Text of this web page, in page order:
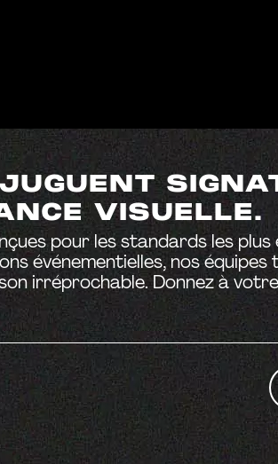
VISUELLE.
pour les standards les plus
événementielles, nos équipes
irréprochable. Donnez à